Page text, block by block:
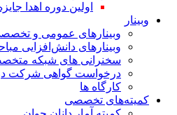
اولین دوره اهدا
وبینار
وبینارهای عمومی و
وبینارهای دانش‌افزایی
سخنرانی های شبکه
درخواست گواهی شرکت در
کارگاه ها
کمیته‌های تخصصی